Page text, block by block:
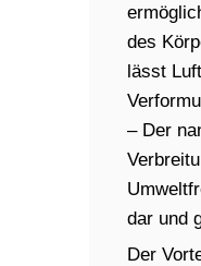
des
lässt
– Der
dar und
Der